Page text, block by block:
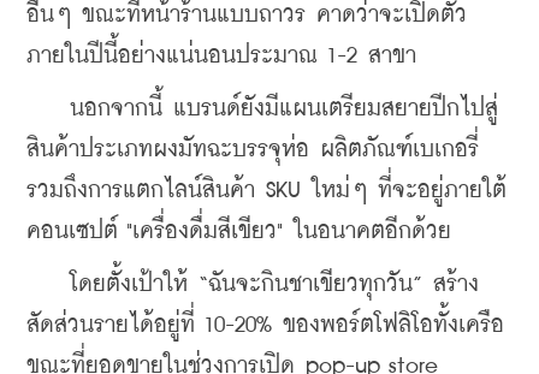
อื่นๆ ขณะที่หน้าร้านแบบถาวร คาดว่าจะเปิดตัว
ภายในปีนี้อย่างแน่นอนประมาณ 1-2 สาขา
นอกจากนี้ แบรนด์ยังมีแผนเตรียมสยายปีกไปสู่
สินค้าประเภทผงมัทฉะบรรจุห่อ ผลิตภัณฑ์เบเกอรี่
รวมถึงการแตกไลน์สินค้า SKU ใหม่ๆ ที่จะอยู่ภายใต้
คอนเซปต์ "เครื่องดื่มสีเขียว" ในอนาคตอีกด้วย
โดยตั้งเป้าให้ “ฉันจะกินชาเขียวทุกวัน” สร้าง
สัดส่วนรายได้อยู่ที่ 10-20% ของพอร์ตโฟลิโอทั้งเครือ
ขณะที่ยอดขายในช่วงการเปิด pop-up store